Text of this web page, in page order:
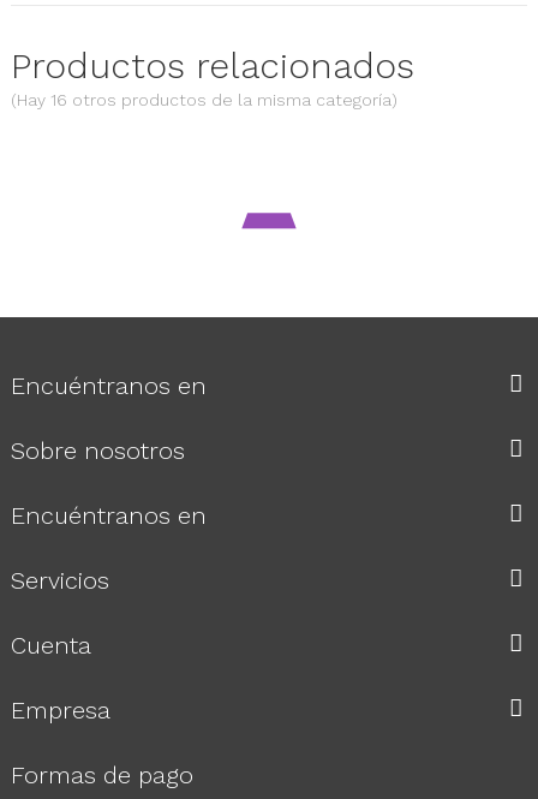
Productos relacionados
(Hay 16 otros productos de la misma categoría)
Encuéntranos en
Sobre nosotros
Encuéntranos en
Servicios
Cuenta
Empresa
Formas de pago